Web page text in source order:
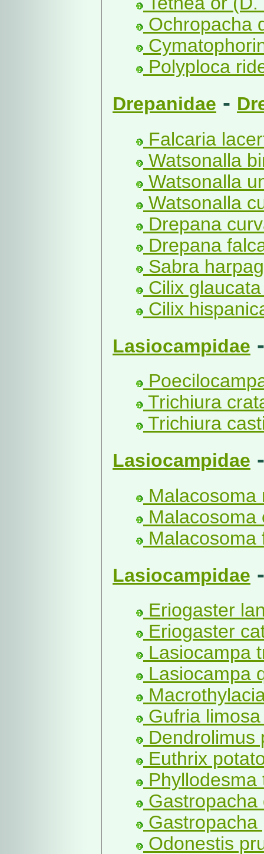
Ochropacha
Polyploca
Drepanidae -
Falcaria
Watsonalla
Watsonalla
Watsonalla
Drepana
Drepana
Sabra
Cilix
Cilix
Lasiocampidae
Trichiura
Trichiura
Lasiocampidae
Malacosoma
Malacosoma
Malacosoma
Lasiocampidae
Eriogaster
Eriogaster
Lasiocampa
Lasiocampa
Gufria
Dendrolimus
Euthrix
Gastropacha
Odonestis